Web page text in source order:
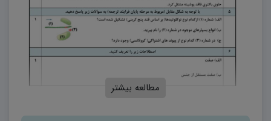
مطالعه بیشتر